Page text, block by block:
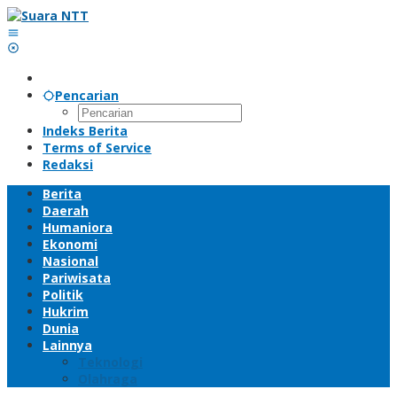
Lewati
ke
konten
Pencarian
Indeks Berita
Terms of Service
Redaksi
Berita
Daerah
Humaniora
Ekonomi
Nasional
Pariwisata
Politik
Hukrim
Dunia
Lainnya
Teknologi
Olahraga